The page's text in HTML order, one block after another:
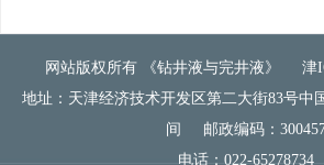
网站版权所有 《钻井液与完井液》
津
地址：天津经济技术开发区第二大街83号中
间
邮政编码：
电话：022-65278734